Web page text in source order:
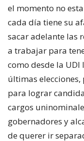
el momento no
cada día tiene su
sacar adelante las
a trabajar para
como desde la UDI
últimas
para lograr
cargos
gobernadores y
de querer ir